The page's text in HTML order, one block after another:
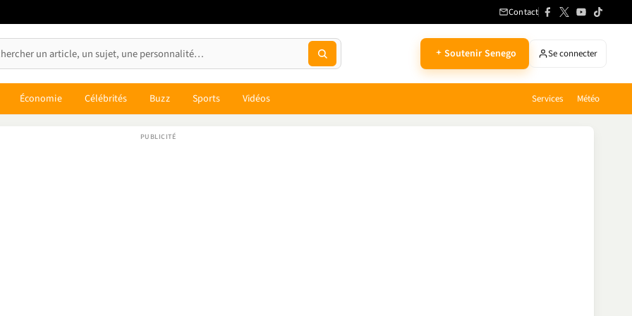
Contact
Soutenir Senego Se connecter
Économie Célébrités Buzz Sports Vidéos Services Météo